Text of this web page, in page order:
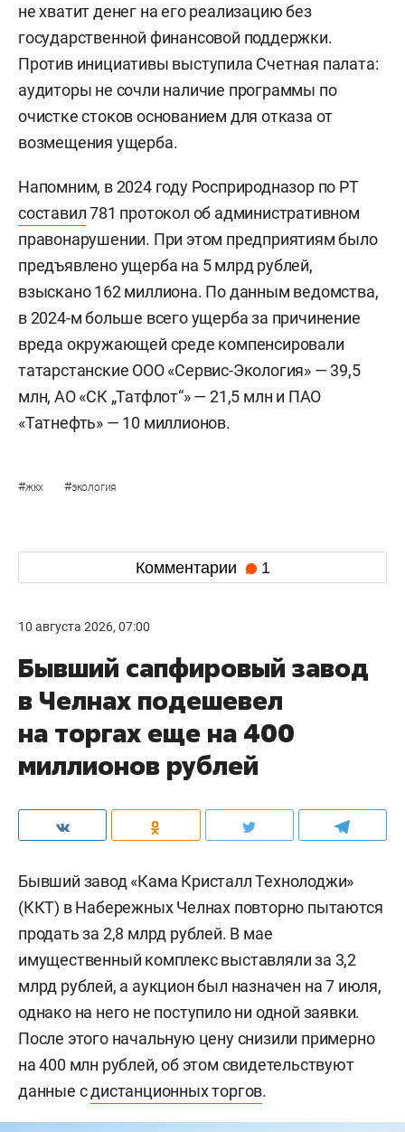
не хватит денег на его реализацию без
государственной финансовой поддержки.
Против инициативы выступила Счетная палата:
аудиторы не сочли наличие программы по
очистке стоков основанием для отказа от
возмещения ущерба.
Напомним, в 2024 году Росприродназор по РТ
составил781 протокол об административном
правонарушении. При этом предприятиям было
предъявлено ущерба на 5 млрд рублей,
взыскано 162 миллиона. По данным ведомства,
в 2024-м больше всего ущерба за причинение
вреда окружающей среде компенсировали
татарстанские ООО «Сервис-Экология» — 39,5
млн, АО «СК „Татфлот“» — 21,5 млн и ПАО
«Татнефть» — 10 миллионов.
#жкх #экология
Комментарии 1
10 августа 2026, 07:00
Бывший сапфировый завод
в Челнах подешевел
на торгах еще на 400
миллионов рублей
Бывший завод «Кама Кристалл Технолоджи»
(ККТ) в Набережных Челнах повторно пытаются
продать за 2,8 млрд рублей. В мае
имущественный комплекс выставляли за 3,2
млрд рублей, а аукцион был назначен на 7 июля,
однако на него не поступило ни одной заявки.
После этого начальную цену снизили примерно
на 400 млн рублей, об этом свидетельствуют
данные сдистанционных торгов.